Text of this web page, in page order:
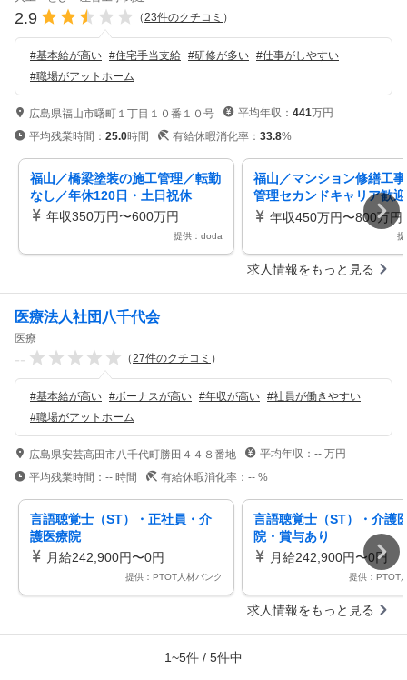
2.9 （23件のクチコミ ）
#基本給が高い #住宅手当支給 #研修が多い #仕事がしやすい
#職場がアットホーム
広島県福山市曙町１丁目１０番１０号 平均年収： 441万円
平均残業時間： 25.0時間 有給休暇消化率： 33.8%
福山／橋梁塗装の施工管理／転勤
なし／年休120日・土日祝休
年収350万円〜600万円
提供：doda
福山／マンション修繕工
管理セカンドキャリア歓
育成もお任せ／転勤無／
年収450万円〜800万円
求人情報をもっと見る
医療法人社団八千代会
医療
-- （27件のクチコミ ）
#基本給が高い #ボーナスが高い #年収が高い #社員が働きやすい
#職場がアットホーム
広島県安芸高田市八千代町勝田４４８番地 平均年収： -- 万円
平均残業時間： -- 時間 有給休暇消化率： -- %
言語聴覚士（ST）・正社員・介
護医療院
月給242,900円〜0円
提供：PTOT人材バンク
言語聴覚士（ST）・介護
院・賞与あり
月給242,900円〜0円
提供：PTOT
求人情報をもっと見る
1~5件 / 5件中